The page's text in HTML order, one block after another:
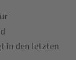
in den letzten